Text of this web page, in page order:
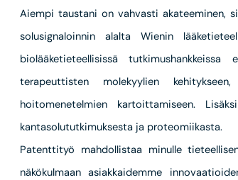
Aiempi taustani on vahvasti akateeminen,
solusignaloinnin alalta Wienin
biolääketieteellisissä
terapeuttisten molekyylien
hoitomenetelmien kartoittamiseen.
kantasolututkimuksesta ja proteomiikasta.
Patenttityö mahdollistaa minulle
näkökulmaan asiakkaidemme